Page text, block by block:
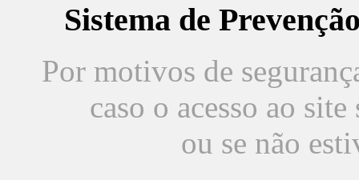
Sistema de
Por motivos de
caso o acesso ao
ou se não